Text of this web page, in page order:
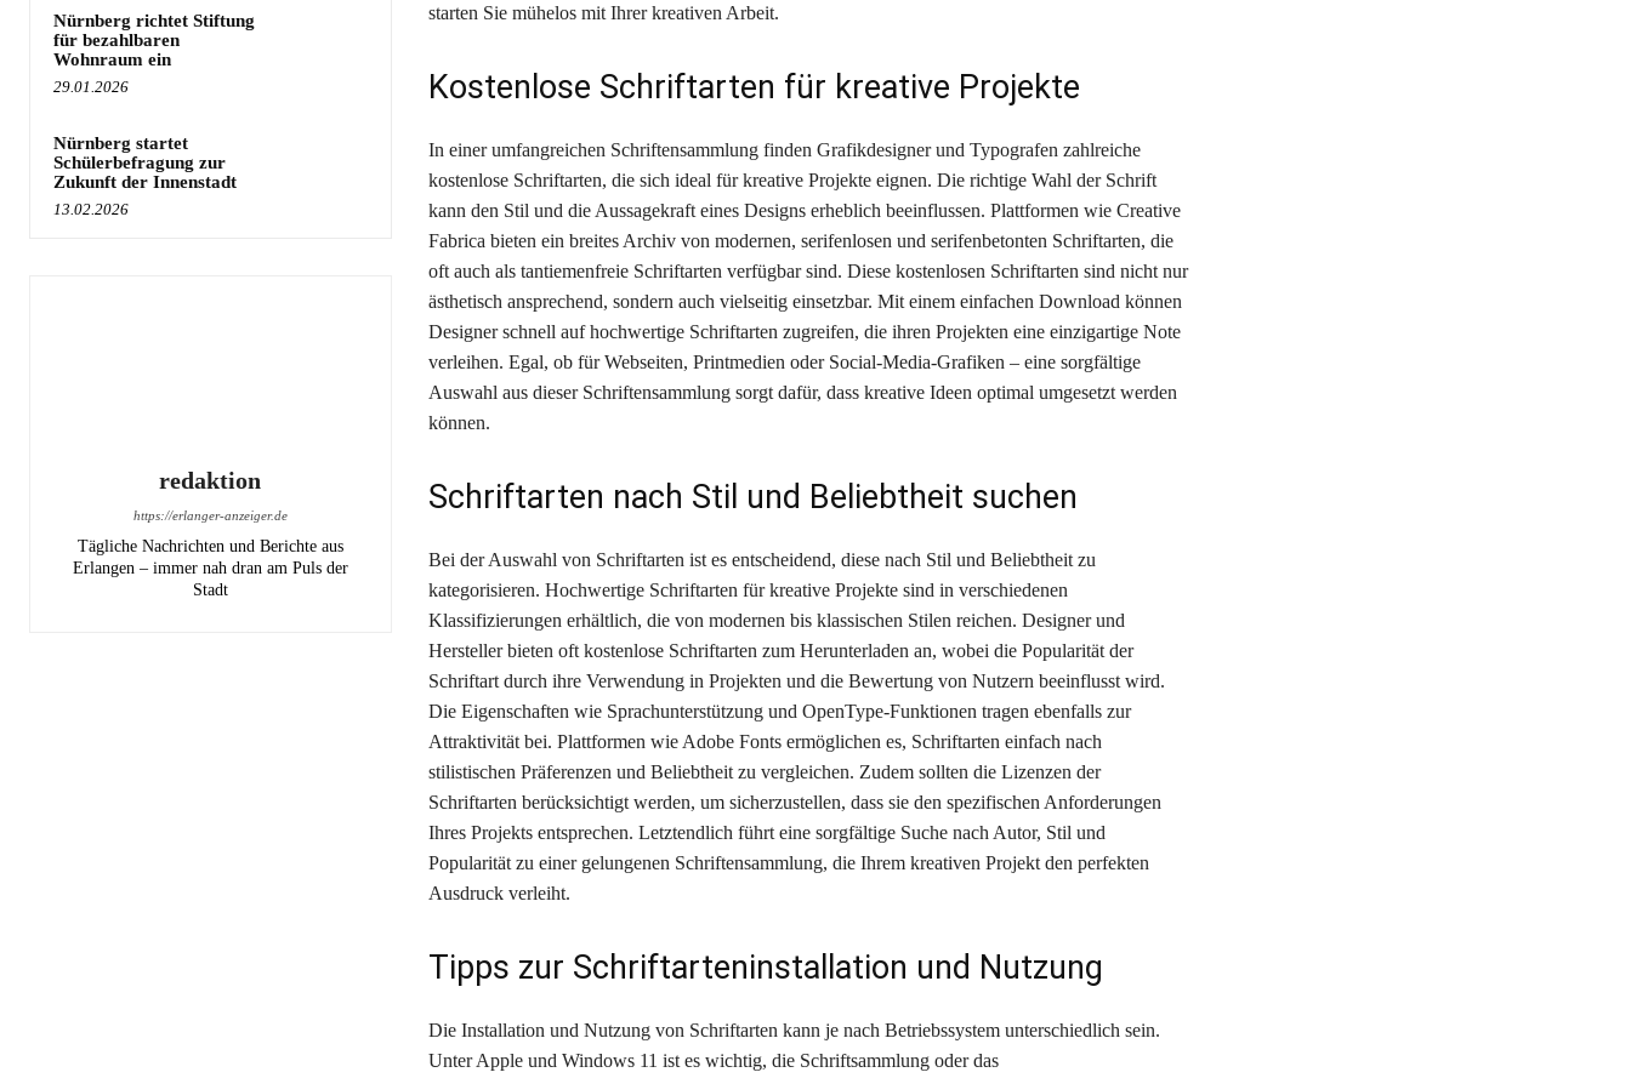
Nürnberg richtet Stiftung
für bezahlbaren
Wohnraum ein
29.01.2026
Nürnberg startet
Schülerbefragung zur
Zukunft der Innenstadt
13.02.2026
redaktion
https://erlanger-anzeiger.de
Tägliche Nachrichten und Berichte aus
Erlangen – immer nah dran am Puls der
Stadt
starten Sie mühelos mit Ihrer kreativen Arbeit.
Kostenlose Schriftarten für kreative Projekte
In einer umfangreichen Schriftensammlung finden Grafikdesigner und Typografen zahlreiche
kostenlose Schriftarten, die sich ideal für kreative Projekte eignen. Die richtige Wahl der Schrift
kann den Stil und die Aussagekraft eines Designs erheblich beeinflussen. Plattformen wie Creative
Fabrica bieten ein breites Archiv von modernen, serifenlosen und serifenbetonten Schriftarten, die
oft auch als tantiemenfreie Schriftarten verfügbar sind. Diese kostenlosen Schriftarten sind nicht nur
ästhetisch ansprechend, sondern auch vielseitig einsetzbar. Mit einem einfachen Download können
Designer schnell auf hochwertige Schriftarten zugreifen, die ihren Projekten eine einzigartige Note
verleihen. Egal, ob für Webseiten, Printmedien oder Social-Media-Grafiken – eine sorgfältige
Auswahl aus dieser Schriftensammlung sorgt dafür, dass kreative Ideen optimal umgesetzt werden
können.
Schriftarten nach Stil und Beliebtheit suchen
Bei der Auswahl von Schriftarten ist es entscheidend, diese nach Stil und Beliebtheit zu
kategorisieren. Hochwertige Schriftarten für kreative Projekte sind in verschiedenen
Klassifizierungen erhältlich, die von modernen bis klassischen Stilen reichen. Designer und
Hersteller bieten oft kostenlose Schriftarten zum Herunterladen an, wobei die Popularität der
Schriftart durch ihre Verwendung in Projekten und die Bewertung von Nutzern beeinflusst wird.
Die Eigenschaften wie Sprachunterstützung und OpenType-Funktionen tragen ebenfalls zur
Attraktivität bei. Plattformen wie Adobe Fonts ermöglichen es, Schriftarten einfach nach
stilistischen Präferenzen und Beliebtheit zu vergleichen. Zudem sollten die Lizenzen der
Schriftarten berücksichtigt werden, um sicherzustellen, dass sie den spezifischen Anforderungen
Ihres Projekts entsprechen. Letztendlich führt eine sorgfältige Suche nach Autor, Stil und
Popularität zu einer gelungenen Schriftensammlung, die Ihrem kreativen Projekt den perfekten
Ausdruck verleiht.
Tipps zur Schriftarteninstallation und Nutzung
Die Installation und Nutzung von Schriftarten kann je nach Betriebssystem unterschiedlich sein.
Unter Apple und Windows 11 ist es wichtig, die Schriftsammlung oder das